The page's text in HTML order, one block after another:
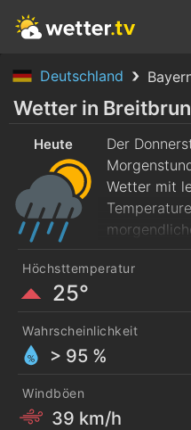
Deutschland
Heute
6. Aug.
Morgen
7. Aug.
Wetter in
Heute
Der
Wetter mit
weht
Höchsttemperatur
25°
Wahrscheinlichkeit
> 95 %
Windböen
39 km/h